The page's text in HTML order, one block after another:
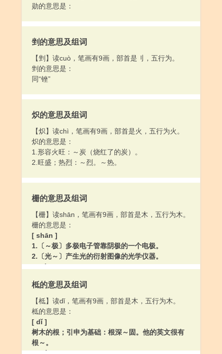
勋的意思是：
剉的意思及组词
【剉】读cuò，笔画有9画，部首是刂，五行为。
剉的意思是：
同“锉”
炽的意思及组词
【炽】读chì，笔画有9画，部首是火，五行为火。
炽的意思是：
1.形容火旺：～炭（烧红了的炭）。
2.旺盛；热烈：～烈。～热。
栅的意思及组词
【栅】读shān，笔画有9画，部首是木，五行为木。
栅的意思是：
[ shān ]
1.〔～极〕多极电子管靠阴极的一个电极。
2.〔光～〕产生光的衍射图像的光学仪器。
[ zhà ]
[ shi ]
1.〔上～〕。
2.〔下～〕地名，均在中国广东省。
[ cè ]
〔上～〕〔下～〕地名，均在中国广东省。
柢的意思及组词
【柢】读dǐ，笔画有9画，部首是木，五行为木。
柢的意思是：
[ dǐ ]
树木的根；引申为基础：根深～固。他的英文很有
根～。